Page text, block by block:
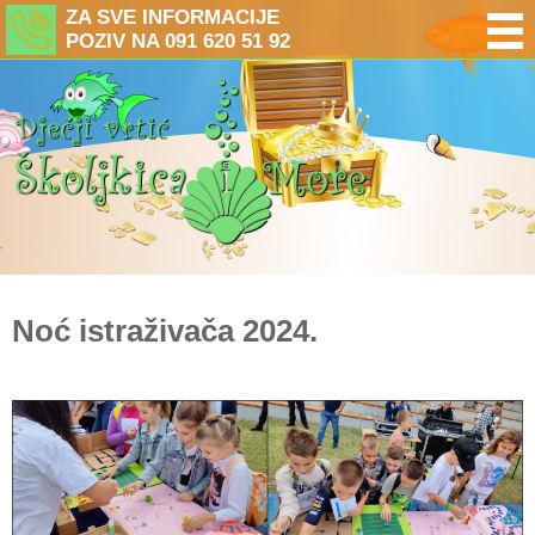
ZA SVE INFORMACIJE
POZIV NA 091 620 51 92
Noć istraživača 2024.